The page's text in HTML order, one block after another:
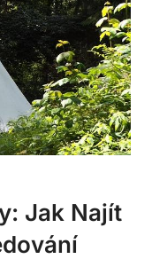
Jak Najít